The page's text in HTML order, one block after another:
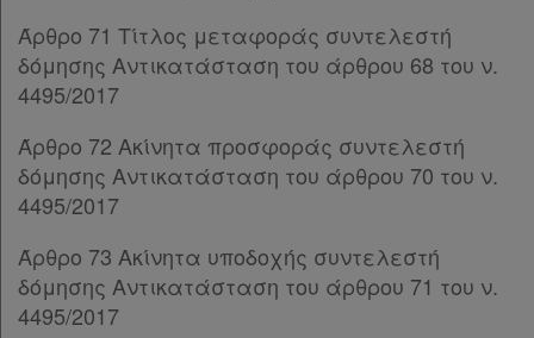
Παρ.2
Παρ.3
Παρ.4
Παρ.6
Άρθρο 133
Άρθρο 134
Παρ.1
Παρ.2
Παρ.3
Άρθρο 71 Τίτλος μεταφοράς συντελεστή
δόμησης Αντικατάσταση του άρθρου 68 του ν.
4495/2017
Άρθρο 72 Ακίνητα προσφοράς συντελεστή
δόμησης Αντικατάσταση του άρθρου 70 του ν.
4495/2017
Άρθρο 73 Ακίνητα υποδοχής συντελεστή
δόμησης Αντικατάσταση του άρθρου 71 του ν.
4495/2017